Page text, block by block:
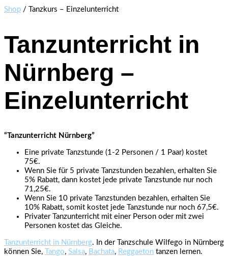
Shop / Tanzkurs – Einzelunterricht
Tanzunterricht in
Nürnberg –
Einzelunterricht
“Tanzunterricht Nürnberg”
Eine private Tanzstunde (1-2 Personen / 1 Paar) kostet
75€.
Wenn Sie für 5 private Tanzstunden bezahlen, erhalten Sie
5% Rabatt, dann kostet jede private Tanzstunde nur noch
71,25€.
Wenn Sie 10 private Tanzstunden bezahlen, erhalten Sie
10% Rabatt, somit kostet jede Tanzstunde nur noch 67,5€.
Privater Tanzunterricht mit einer Person oder mit zwei
Personen kostet das Gleiche.
Tanzunterricht in Nürnberg. In der Tanzschule Wilfego in Nürnberg
können Sie, Tango, Salsa, Bachata, Reggaeton tanzen lernen.